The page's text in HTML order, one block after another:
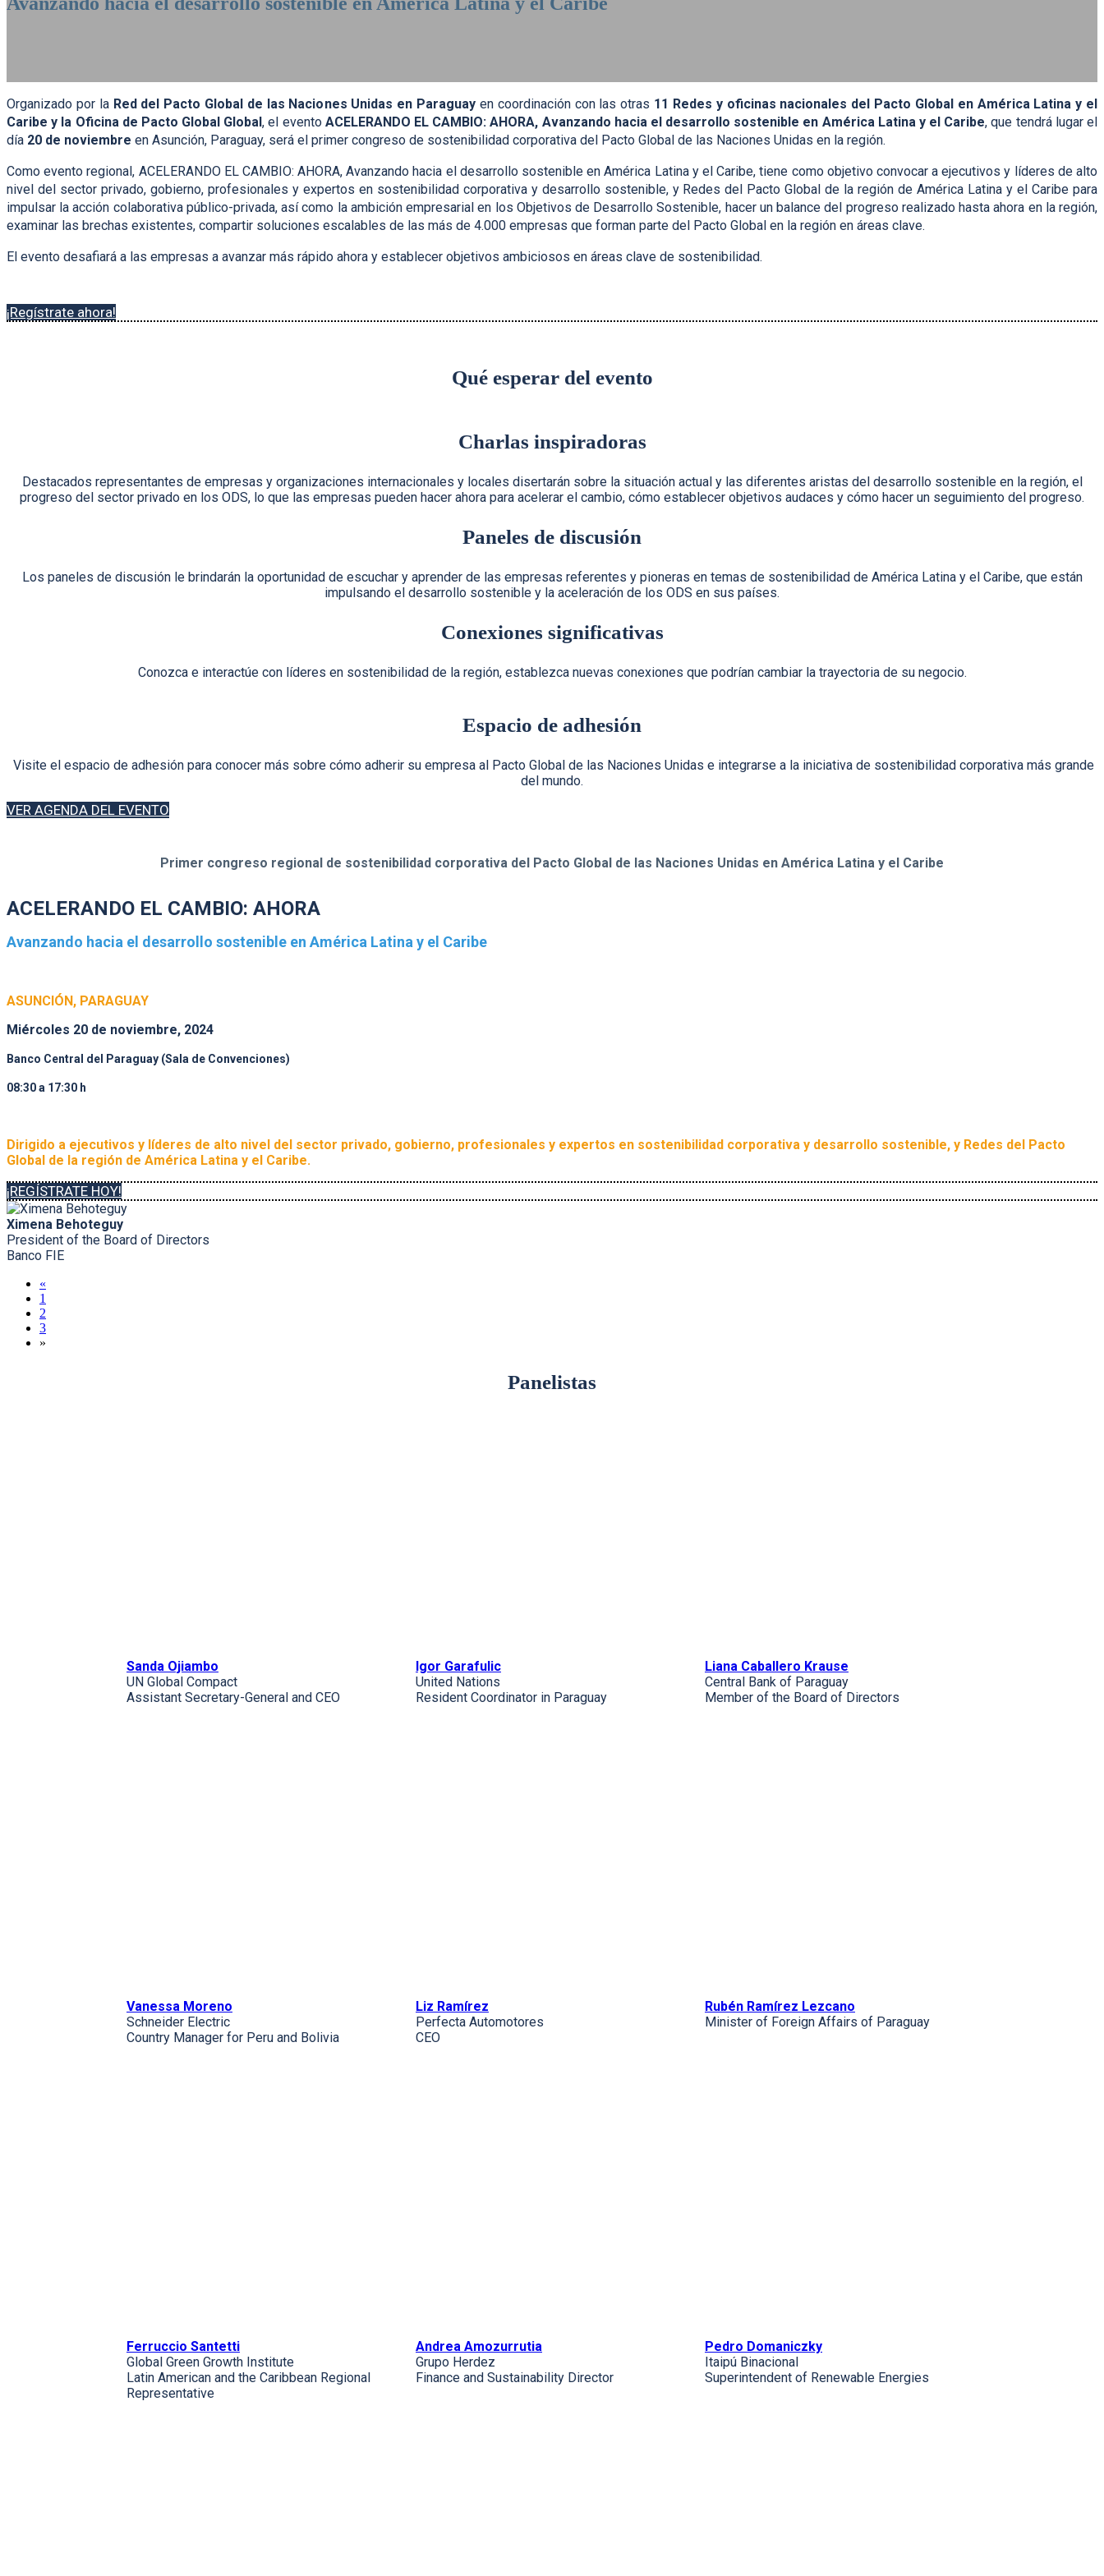
Organizado por la Red del Pacto Global de las Naciones Unidas en Paraguay en coordinación con las otras 11 Redes y oficinas nacionales del Pacto Global en América Latina y el
Caribe y la Oficina de Pacto Global Global, el evento ACELERANDO EL CAMBIO: AHORA, Avanzando hacia el desarrollo sostenible en América Latina y el Caribe, que tendrá lugar el
día 20 de noviembre en Asunción, Paraguay, será el primer congreso de sostenibilidad corporativa del Pacto Global de las Naciones Unidas en la región.
Como evento regional, ACELERANDO EL CAMBIO: AHORA, Avanzando hacia el desarrollo sostenible en América Latina y el Caribe, tiene como objetivo convocar a ejecutivos y líderes de alto
nivel del sector privado, gobierno, profesionales y expertos en sostenibilidad corporativa y desarrollo sostenible, y Redes del Pacto Global de la región de América Latina y el Caribe para
impulsar la acción colaborativa público-privada, así como la ambición empresarial en los Objetivos de Desarrollo Sostenible, hacer un balance del progreso realizado hasta ahora en la región,
examinar las brechas existentes, compartir soluciones escalables de las más de 4.000 empresas que forman parte del Pacto Global en la región en áreas clave.
El evento desafiará a las empresas a avanzar más rápido ahora y establecer objetivos ambiciosos en áreas clave de sostenibilidad.
¡Regístrate ahora!
Qué esperar del evento
Charlas inspiradoras
Destacados representantes de empresas y organizaciones internacionales y locales disertarán sobre la situación actual y las diferentes aristas del desarrollo sostenible en la región, el
progreso del sector privado en los ODS, lo que las empresas pueden hacer ahora para acelerar el cambio, cómo establecer objetivos audaces y cómo hacer un seguimiento del progreso.
Paneles de discusión
Los paneles de discusión le brindarán la oportunidad de escuchar y aprender de las empresas referentes y pioneras en temas de sostenibilidad de América Latina y el Caribe, que están
impulsando el desarrollo sostenible y la aceleración de los ODS en sus países.
Conexiones significativas
Conozca e interactúe con líderes en sostenibilidad de la región, establezca nuevas conexiones que podrían cambiar la trayectoria de su negocio.
Espacio de adhesión
Visite el espacio de adhesión para conocer más sobre cómo adherir su empresa al Pacto Global de las Naciones Unidas e integrarse a la iniciativa de sostenibilidad corporativa más grande
del mundo.
VER AGENDA DEL EVENTO
Primer congreso regional de sostenibilidad corporativa del Pacto Global de las Naciones Unidas en América Latina y el Caribe
ACELERANDO EL CAMBIO: AHORA
Avanzando hacia el desarrollo sostenible en América Latina y el Caribe
ASUNCIÓN, PARAGUAY
Miércoles 20 de noviembre, 2024
Banco Central del Paraguay (Sala de Convenciones)
08:30 a 17:30 h
Dirigido a ejecutivos y líderes de alto nivel del sector privado, gobierno, profesionales y expertos en sostenibilidad corporativa y desarrollo sostenible, y Redes del Pacto
Global de la región de América Latina y el Caribe.
¡REGÍSTRATE HOY!
Ximena Behoteguy
President of the Board of Directors
Banco FIE
«
1
2
3
»
Panelistas
Sanda Ojiambo
UN Global Compact
Assistant Secretary-General and CEO
Igor Garafulic
United Nations
Resident Coordinator in Paraguay
Liana Caballero Krause
Central Bank of Paraguay
Member of the Board of Directors
Vanessa Moreno
Schneider Electric
Country Manager for Peru and Bolivia
Liz Ramírez
Perfecta Automotores
CEO
Rubén Ramírez Lezcano
Minister of Foreign Affairs of Paraguay
Ferruccio Santetti
Global Green Growth Institute
Latin American and the Caribbean Regional
Representative
Andrea Amozurrutia
Grupo Herdez
Finance and Sustainability Director
Pedro Domaniczky
Itaipú Binacional
Superintendent of Renewable Energies